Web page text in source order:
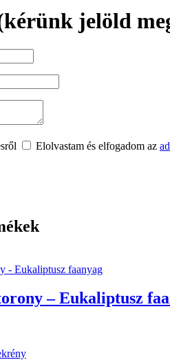
jelöld
Elolvastam és elfogadom az
– Eukaliptusz